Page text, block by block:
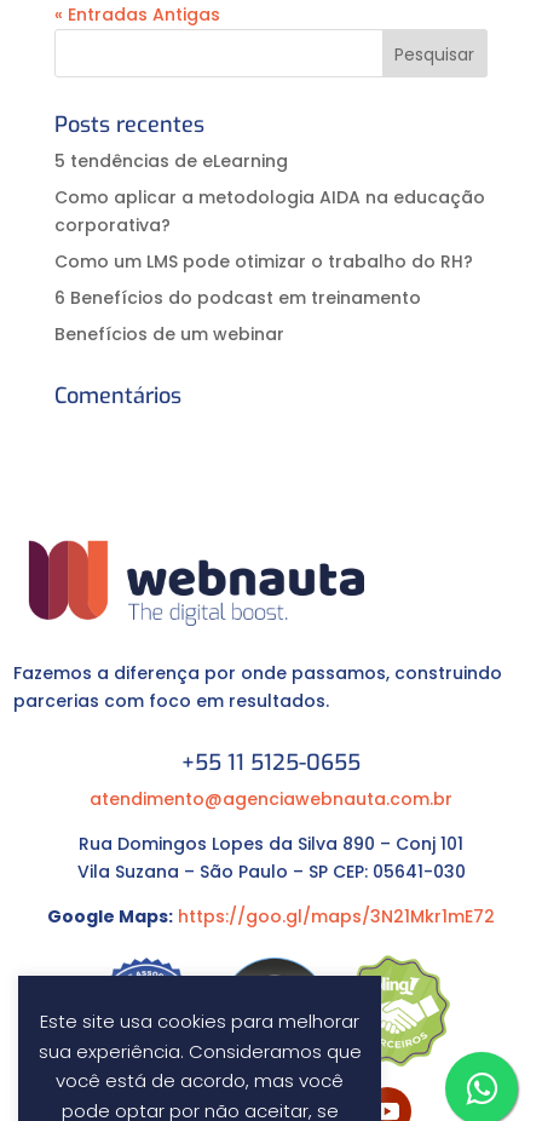
« Entradas Antigas
Posts recentes
5 tendências de eLearning
Como aplicar a metodologia AIDA na educação
corporativa?⠀
Como um LMS pode otimizar o trabalho do RH?
6 Benefícios do podcast em treinamento
Benefícios de um webinar
Comentários
Fazemos a diferença por onde passamos, construindo
parcerias com foco em resultados.
+55 11 5125-0655
atendimento@agenciawebnauta.com.br
Rua Domingos Lopes da Silva 890 – Conj 101
Vila Suzana – São Paulo – SP CEP: 05641-030
Google Maps: https://goo.gl/maps/3N21Mkr1mE72
Este site usa cookies para melhorar
sua experiência. Consideramos que
você está de acordo, mas você
pode optar por não aceitar, se